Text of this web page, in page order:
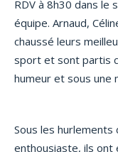
RDV à 8h30 dans le
équipe. Arnaud,
chaussé leurs
sport et sont partis
humeur et sous une
Sous les hurlements
enthousiaste, ils ont